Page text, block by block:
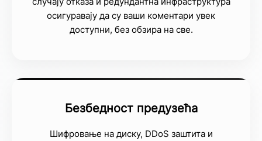
осигуравају да су ваши коментари увек
доступни, без обзира на све.
Безбедност предузећа
Шифровање на диску, DDoS заштита и